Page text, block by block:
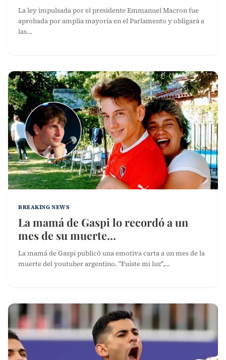
La ley impulsada por el presidente Emmanuel Macron fue
aprobada por amplia mayoría en el Parlamento y obligará a
las…
BREAKING NEWS
La mamá de Gaspi lo recordó a un
mes de su muerte…
La mamá de Gaspi publicó una emotiva carta a un mes de la
muerte del youtuber argentino. "Fuiste mi luz",…